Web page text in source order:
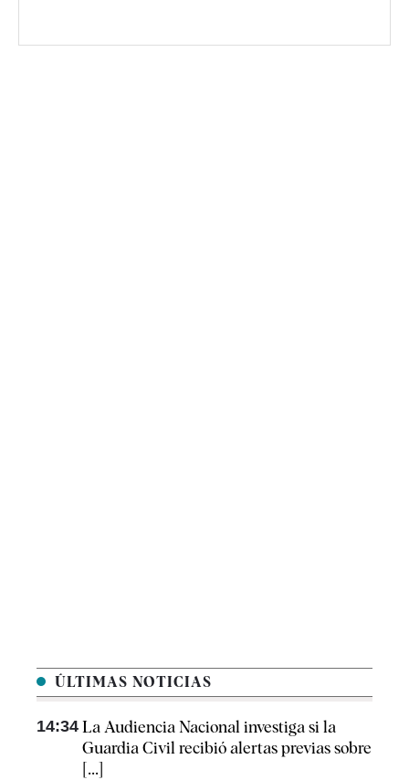
ÚLTIMAS NOTICIAS
14:34 La Audiencia Nacional investiga si la
Guardia Civil recibió alertas previas sobre
[...]